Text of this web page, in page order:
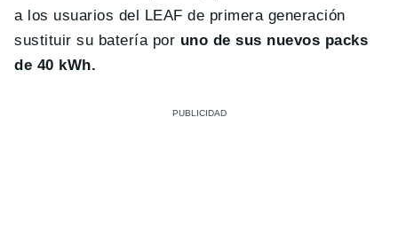
a los usuarios del LEAF de primera generación
sustituir su batería por uno de sus nuevos packs
de 40 kWh.